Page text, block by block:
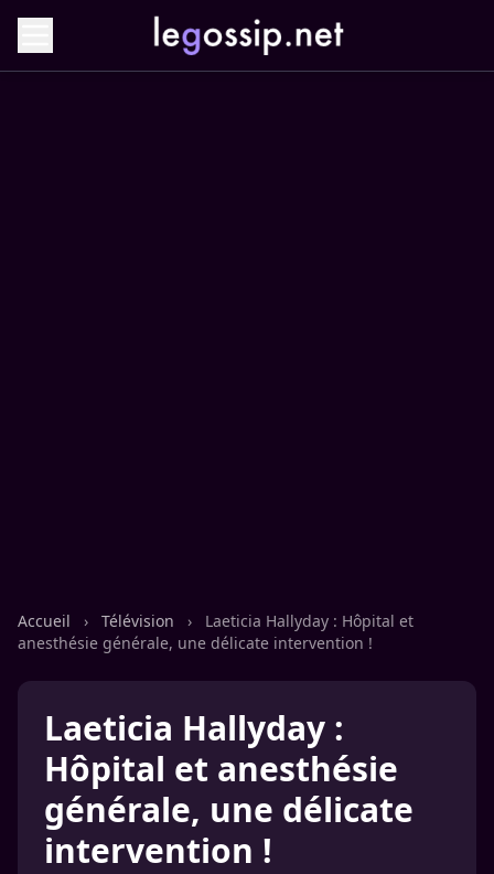
Accueil › Télévision ›
Laeticia Hallyday : Hôpital et
anesthésie générale, une délicate intervention !
Laeticia Hallyday :
Hôpital et anesthésie
générale, une délicate
intervention !